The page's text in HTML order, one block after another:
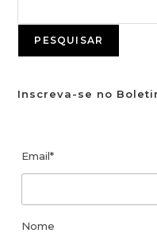
PESQUISAR
Inscreva-se no
Email*
Nome